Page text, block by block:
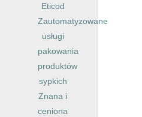
Eticod
Zautomatyzowane
usługi
pakowania
produktów
sypkich
Znana i
ceniona